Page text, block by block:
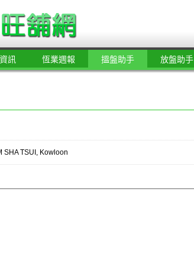
訊 恆業週報 搵盤助手 放盤助手
SHA TSUI, Kowloon